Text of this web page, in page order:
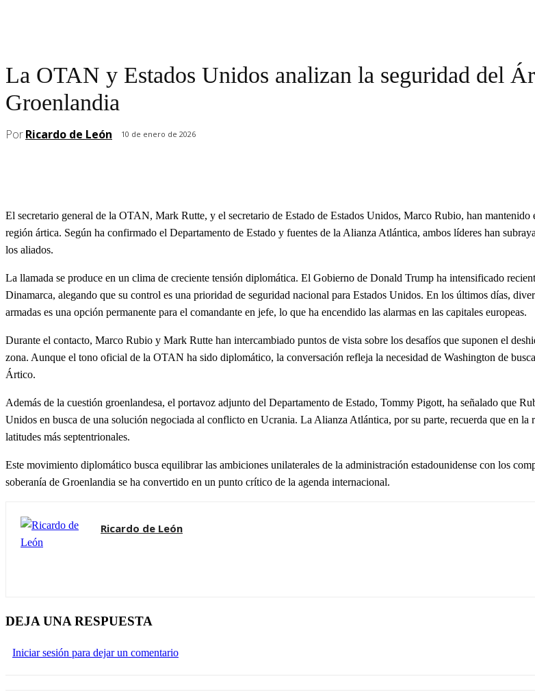
La OTAN y Estados Unidos analizan la seguridad del
Groenlandia
PorRicardo de León 10 de enero de 2026
El secretario general de la OTAN, Mark Rutte, y el secretario de Estado de Estados Unidos, Marco Rubio, han
región ártica. Según ha confirmado el Departamento de Estado y fuentes de la Alianza Atlántica, ambos líderes han
los aliados.
La llamada se produce en un clima de creciente tensión diplomática. El Gobierno de Donald Trump ha intensificado
Dinamarca, alegando que su control es una prioridad de seguridad nacional para Estados Unidos. En los últimos días,
armadas es una opción permanente para el comandante en jefe, lo que ha encendido las alarmas en las capitales europeas.
Durante el contacto, Marco Rubio y Mark Rutte han intercambiado puntos de vista sobre los desafíos que suponen el
zona. Aunque el tono oficial de la OTAN ha sido diplomático, la conversación refleja la necesidad de Washington de
Ártico.
Además de la cuestión groenlandesa, el portavoz adjunto del Departamento de Estado, Tommy Pigott, ha señalado que
Unidos en busca de una solución negociada al conflicto en Ucrania. La Alianza Atlántica, por su parte, recuerda que en
latitudes más septentrionales.
Este movimiento diplomático busca equilibrar las ambiciones unilaterales de la administración estadounidense con los
soberanía de Groenlandia se ha convertido en un punto crítico de la agenda internacional.
Ricardo de León
DEJA UNA RESPUESTA
Iniciar sesión para dejar un comentario